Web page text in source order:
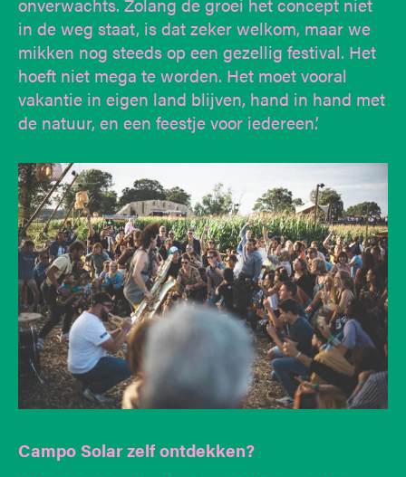
in de weg staat, is dat zeker welkom, maar we
mikken nog steeds op een gezellig festival. Het
hoeft niet mega te worden. Het moet vooral
vakantie in eigen land blijven, hand in hand met
de natuur, en een feestje voor iedereen.’
Campo Solar zelf ontdekken?